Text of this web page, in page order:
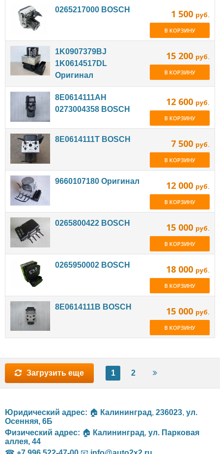
0265217000 BOSCH 1 500 руб.
В КОРЗИНУ
1K0907379BJ
1K0614517DL
Оригинал
15 200 руб.
В КОРЗИНУ
8E0614111AH
0273004358 BOSCH
12 600 руб.
В КОРЗИНУ
8E0614111T BOSCH 7 500 руб.
В КОРЗИНУ
9660107180 Оригинал 12 000 руб.
В КОРЗИНУ
0265800422 BOSCH 15 000 руб.
В КОРЗИНУ
0265950002 BOSCH 18 000 руб.
В КОРЗИНУ
8E0614111B BOSCH 15 000 руб.
В КОРЗИНУ
Загрузить еще 1 2
Юридический адрес: 🏠 Калининград, 236023, ул.
Осенняя, 6Б
Физический адрес: 🏠 Калининград, ул. Парковая
аллея, 44